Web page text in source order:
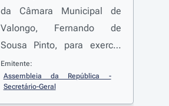
da Câmara Municipal de
Valongo, Fernando de
Sousa Pinto, para exercer
funções no Grupo
Parlamentar do Partido
Emitente:
Assembleia da República -
Secretário-Geral